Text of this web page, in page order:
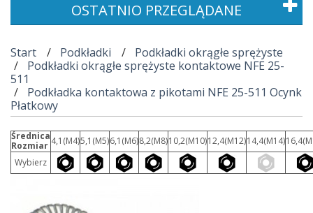
OSTATNIO PRZEGLĄDANE
Start Podkładki
Podkładki okrągłe sprężyste
Podkładki okrągłe sprężyste kontaktowe NFE 25-
511
Podkładka kontaktowa z pikotami NFE 25-511 Ocynk
Płatkowy
Średnica
Rozmiar 4,1(M4)5,1(M5)6,1(M6)8,2(M8)10,2(M10)12,4(M12)14,4(M14)
Wybierz